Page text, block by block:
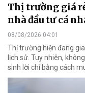
Thị trường giá
nhà đầu tư cá
08/08/2026 04:01
Thị trường hiện đang
lịch sử. Tuy nhiên,
sinh lời chỉ bằng cách